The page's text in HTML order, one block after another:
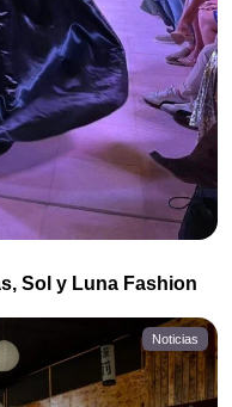
Sol y Luna Fashion
Noticias